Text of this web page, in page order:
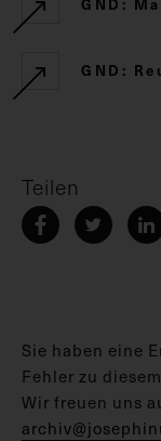
GND:
Teilen
Sie haben eine
Fehler zu
Wir freuen uns